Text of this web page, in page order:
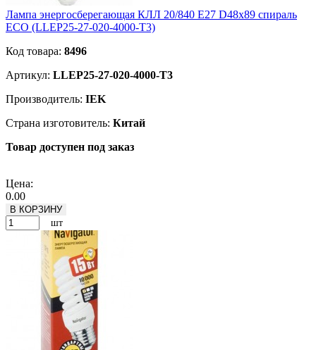
Лампа энергосберегающая КЛЛ 20/840 Е27 D48х89 спираль
ECO (LLEP25-27-020-4000-T3)
Код товара: 8496
Артикул: LLEP25-27-020-4000-T3
Производитель: IEK
Страна изготовитель: Китай
Товар доступен под заказ
Цена:
0.00
В КОРЗИНУ
шт